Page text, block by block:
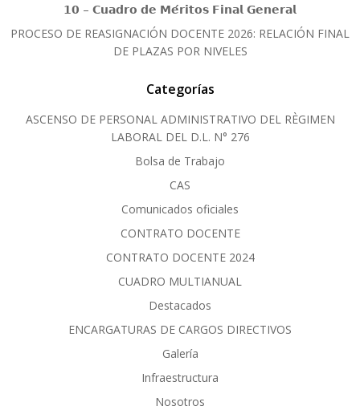
𝟭𝟬 – 𝗖𝘂𝗮𝗱𝗿𝗼 𝗱𝗲 𝗠𝗲́𝗿𝗶𝘁𝗼𝘀 𝗙𝗶𝗻𝗮𝗹 𝗚𝗲𝗻𝗲𝗿𝗮𝗹
PROCESO DE REASIGNACIÓN DOCENTE 2026: RELACIÓN FINAL
DE PLAZAS POR NIVELES
Categorías
ASCENSO DE PERSONAL ADMINISTRATIVO DEL RÈGIMEN
LABORAL DEL D.L. N° 276
Bolsa de Trabajo
CAS
Comunicados oficiales
CONTRATO DOCENTE
CONTRATO DOCENTE 2024
CUADRO MULTIANUAL
Destacados
ENCARGATURAS DE CARGOS DIRECTIVOS
Galería
Infraestructura
Nosotros